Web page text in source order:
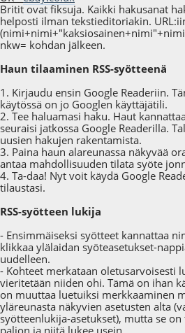
Britit ovat fiksuja. Kaikki hakusanat
helposti ilman tekstieditoriakin.
nkw= kohdan jälkeen.
Haun tilaaminen RSS-syötteenä
1. Kirjaudu ensin Google Readeriin.
käytössä on jo Googlen käyttäjätili.
2. Tee haluamasi haku. Haut
seuraisi jatkossa Google Readerilla.
uusien hakujen rakentamista.
3. Paina haun alareunassa näkyvää
antaa mahdollisuuden tilata syöte
4. Ta-daa! Nyt voit käydä Google
tilaustasi.
RSS-syötteen lukija
- Ensimmäiseksi syötteet kannattaa
klikkaa ylälaidan syöteasetukset-
uudelleen.
- Kohteet merkataan oletusarvoisesti
vieritetään niiden ohi. Tämä on ihan
on muuttaa luetuiksi merkkaaminen
yläreunasta näkyvien asetusten alta
syötteenlukija-asetukset), mutta se
paljon ja niitä lukee usein.